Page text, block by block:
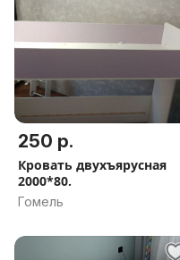
250 р.
Кровать двухъярусная
2000*80.
Гомель